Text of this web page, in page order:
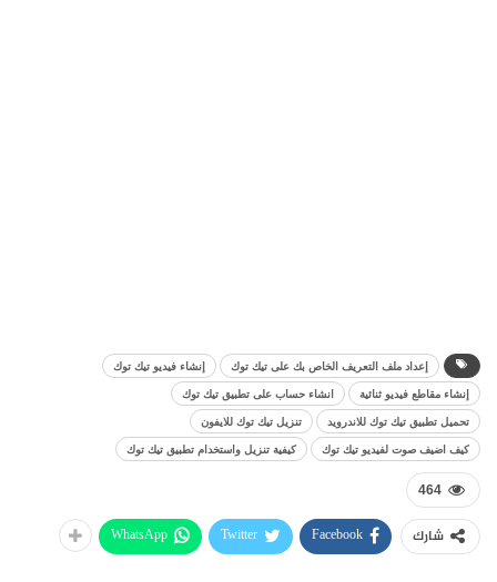
إعداد ملف التعريف الخاص بك على تيك توك
إنشاء فيديو تيك توك
إنشاء مقاطع فيديو ثنائية
انشاء حساب على تطبيق تيك توك
تحميل تطبيق تيك توك للاندرويد
تنزيل تيك توك للايفون
كيف اضيف صوت لفيديو تيك توك
كيفية تنزيل واستخدام تطبيق تيك توك
464
شارك Facebook
Twitter
WhatsApp